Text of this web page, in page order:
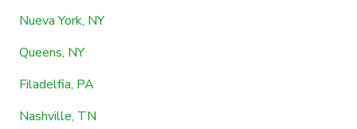
Nueva York, NY
Queens, NY
Filadelfia, PA
Nashville, TN